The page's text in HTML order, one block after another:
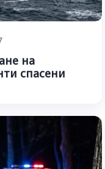
на
спасени